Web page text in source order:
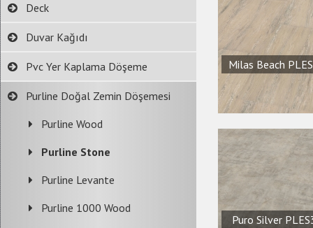
Deck
Duvar Kağıdı
Pvc Yer Kaplama Döşeme
Purline Doğal Zemin Döşemesi
Purline Wood
Purline Stone
Purline Levante
Purline 1000 Wood
Milas Beach
Puro Silver